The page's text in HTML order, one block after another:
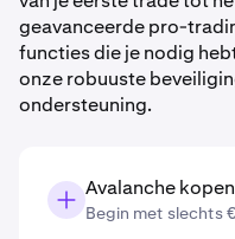
geavanceerde pro-
functies die je nodig
onze robuuste
ondersteuning.
Avalanche kopen
Begin met slechts